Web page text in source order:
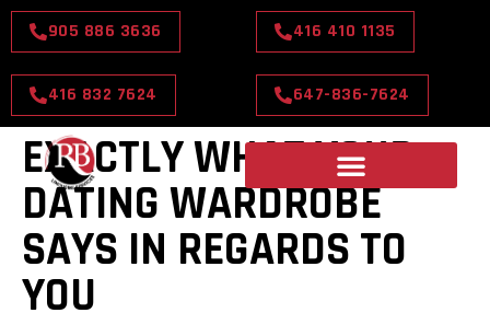
905 886 3636 416 410 1135
416 832 7624 647-836-7624
EXACTLY WHAT YOUR
DATING WARDROBE
SAYS IN REGARDS TO
YOU